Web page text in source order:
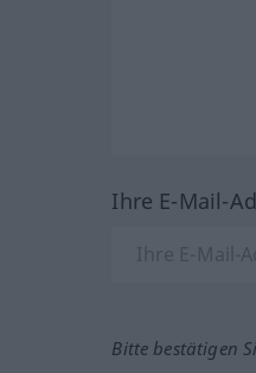
Ihre E-Mail-
Bitte bestätigen